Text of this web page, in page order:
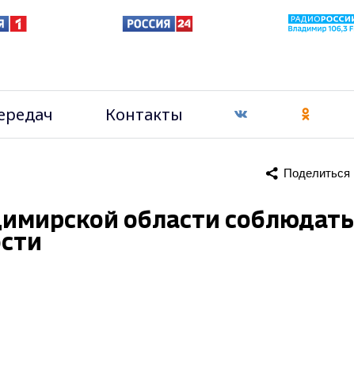
Контакты
Поделиться
области соблюдать